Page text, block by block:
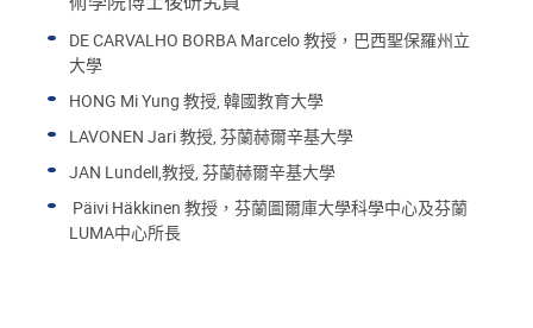
DE CARVALHO BORBA Marcelo 教授，巴西聖保羅州立
大學
HONG Mi Yung 教授, 韓國教育大學
LAVONEN Jari 教授, 芬蘭赫爾辛基大學
JAN Lundell,教授, 芬蘭赫爾辛基大學
Päivi Häkkinen 教授，芬蘭圖爾庫大學科學中心及芬蘭
LUMA中心所長